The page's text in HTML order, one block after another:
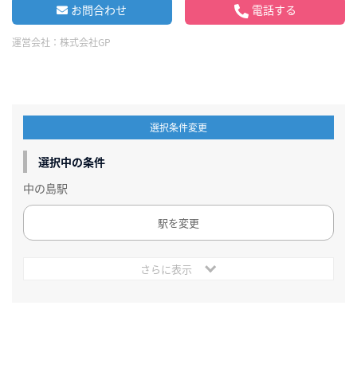
お問合わせ 電話する
運営会社： 株式会社GP
選択条件変更
選択中の条件
中の島駅
駅を変更
さらに表示